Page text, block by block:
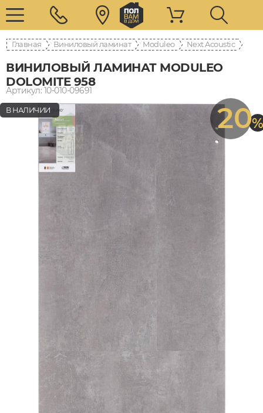
Главная Виниловый ламинат Moduleo Next Acoustic
ВИНИЛОВЫЙ ЛАМИНАТ MODULEO
DOLOMITE 958
Артикул: 10-010-09691
20%
В НАЛИЧИИ